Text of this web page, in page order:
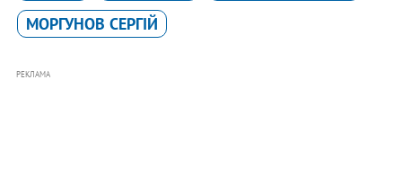
МОРГУНОВ СЕРГІЙ
РЕКЛАМА